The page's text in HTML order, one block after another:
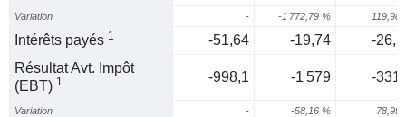
Variation - -1 772,79 % 119,98
Intérêts payés 1 -51,64 -19,74
-
Résultat Avt. Impôt
(EBT) 1 -998,1 -1 579 -
Variation - -58,16 % 78,99